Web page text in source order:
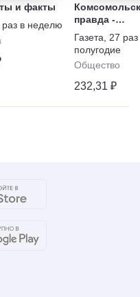
и факты
раз в неделю
правда -
Газета
27 раз
полугодие
Общество
232,31 ₽